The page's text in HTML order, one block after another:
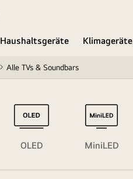
Haushaltsgeräte Klimageräte
Alle TVs & Soundbars
OLED MiniLED